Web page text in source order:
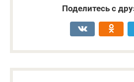
Поделитесь с